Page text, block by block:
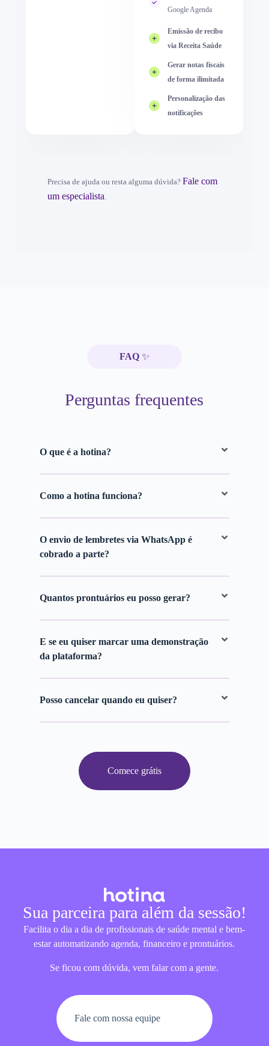
Google Agenda
Emissão de recibo
via Receita Saúde
Gerar notas fiscais
de forma ilimitada
Personalização das
notificações
Google Agenda
Emissão de recibo
via Receita Saúde
Gerar notas fiscais
de forma ilimitada
Personalização das
notificações
Precisa de ajuda ou resta alguma dúvida? Fale com
um especialista
FAQ✨
Perguntas frequentes
O que é a hotina?
Como a hotina funciona?
O envio de lembretes via WhatsApp é
cobrado a parte?
Quantos prontuários eu posso gerar?
E se eu quiser marcar uma demonstração
da plataforma?
Posso cancelar quando eu quiser?
Comece grátis
Sua parceira para além da sessão!
Facilita o dia a dia de profissionais de saúde mental e bem-
estar automatizando agenda, financeiro e prontuários.
Se ficou com dúvida, vem falar com a gente.
Fale com nossa equipe